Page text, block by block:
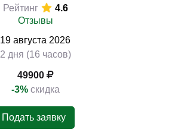
Рейтинг
4.6
Отзывы
19 августа 2026
2 дня (16 часов)
49900
-3% скидка
Подать заявку